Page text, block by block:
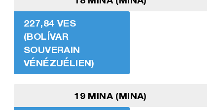
227,84 VES
(BOLÍVAR
SOUVERAIN
VÉNÉZUÉLIEN)
19 MINA (MINA)